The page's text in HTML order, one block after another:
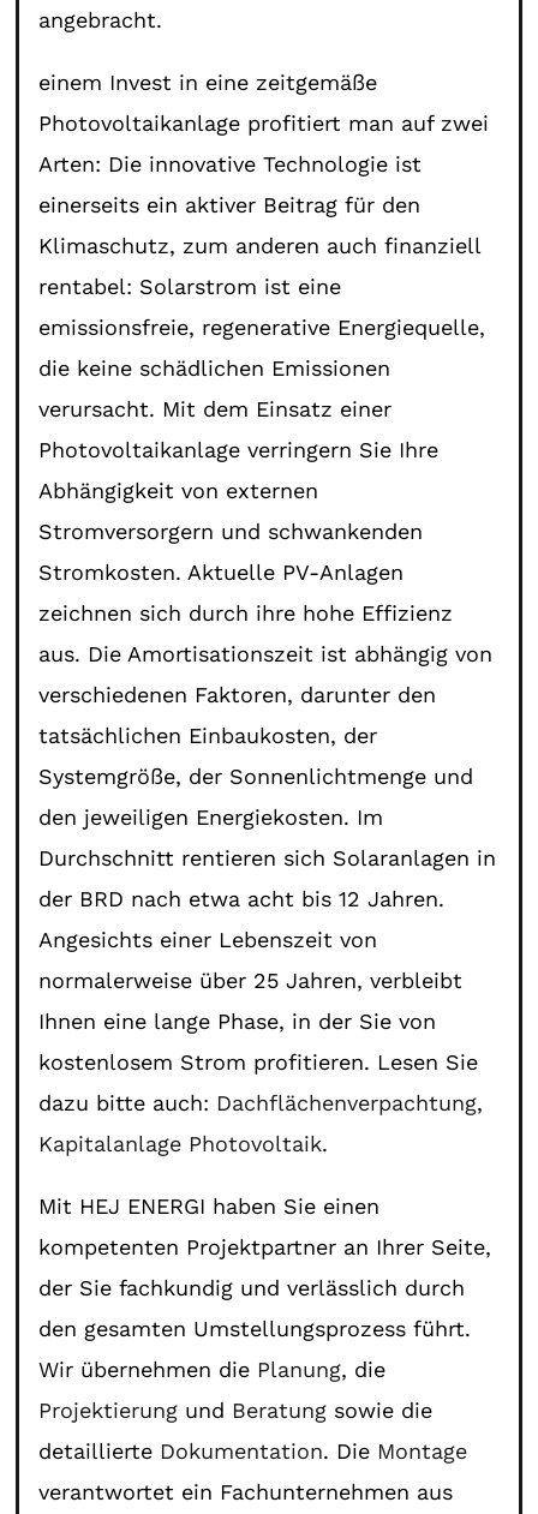
angebracht.
einem Invest in eine zeitgemäße
Photovoltaikanlage profitiert man auf zwei
Arten: Die innovative Technologie ist
einerseits ein aktiver Beitrag für den
Klimaschutz, zum anderen auch finanziell
rentabel: Solarstrom ist eine
emissionsfreie, regenerative Energiequelle,
die keine schädlichen Emissionen
verursacht. Mit dem Einsatz einer
Photovoltaikanlage verringern Sie Ihre
Abhängigkeit von externen
Stromversorgern und schwankenden
Stromkosten. Aktuelle PV-Anlagen
zeichnen sich durch ihre hohe Effizienz
aus. Die Amortisationszeit ist abhängig von
verschiedenen Faktoren, darunter den
tatsächlichen Einbaukosten, der
Systemgröße, der Sonnenlichtmenge und
den jeweiligen Energiekosten. Im
Durchschnitt rentieren sich Solaranlagen in
der BRD nach etwa acht bis 12 Jahren.
Angesichts einer Lebenszeit von
normalerweise über 25 Jahren, verbleibt
Ihnen eine lange Phase, in der Sie von
kostenlosem Strom profitieren. Lesen Sie
dazu bitte auch: Dachflächenverpachtung,
Kapitalanlage Photovoltaik.
Mit HEJ ENERGI haben Sie einen
kompetenten Projektpartner an Ihrer Seite,
der Sie fachkundig und verlässlich durch
den gesamten Umstellungsprozess führt.
Wir übernehmen die Planung, die
Projektierung und Beratung sowie die
detaillierte Dokumentation. Die Montage
verantwortet ein Fachunternehmen aus